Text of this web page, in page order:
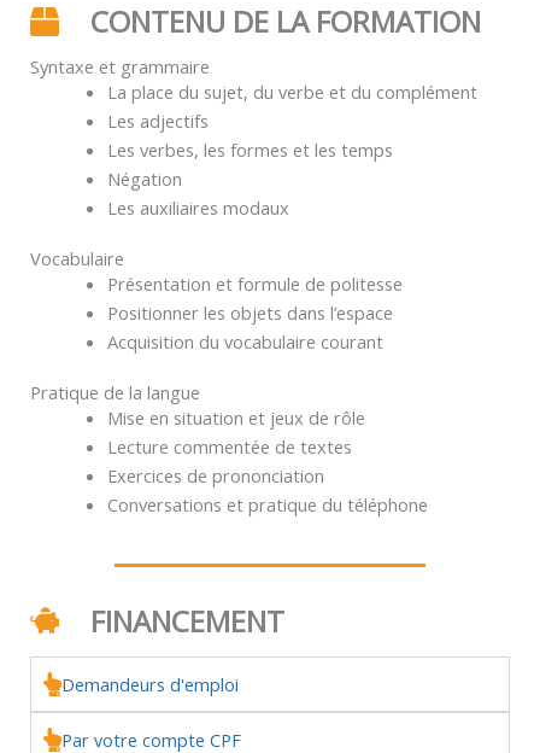
CONTENU DE LA FORMATION
Syntaxe et grammaire
La place du sujet, du verbe et du complément
Les adjectifs
Les verbes, les formes et les temps
Négation
Les auxiliaires modaux
Vocabulaire
Présentation et formule de politesse
Positionner les objets dans l’espace
Acquisition du vocabulaire courant
Pratique de la langue
Mise en situation et jeux de rôle
Lecture commentée de textes
Exercices de prononciation
Conversations et pratique du téléphone
FINANCEMENT
Demandeurs d'emploi
Par votre compte CPF